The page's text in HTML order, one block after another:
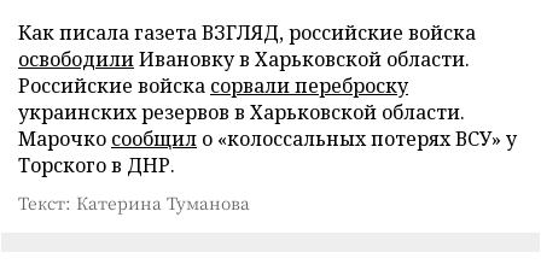
Как писала газета ВЗГЛЯД, российские войска
освободилиИвановку в Харьковской области.
Российские войска сорвали переброску
украинских резервов в Харьковской области.
Марочко сообщил о «колоссальных потерях ВСУ» у
Торского в ДНР.
Текст: Катерина Туманова